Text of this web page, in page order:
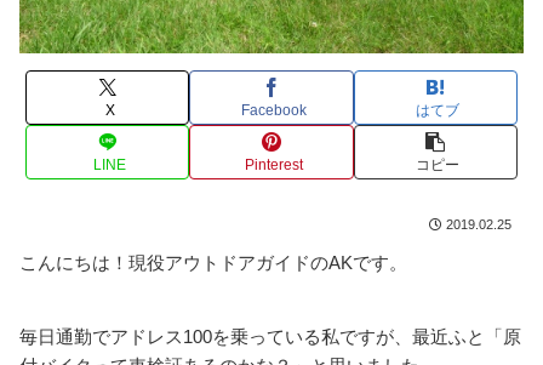
X Facebook はてブ
LINE Pinterest コピー
2019.02.25
こんにちは！現役アウトドアガイドのAKです。
毎日通勤でアドレス100を乗っている私ですが、最近ふと「原